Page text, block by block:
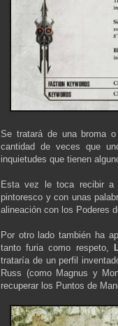
Se tratará de una broma
cantidad de veces que
inquietudes que tienen
Esta vez le toca recibir a
pintoresco y con unas
alineación con los Poderes
Por otro lado también ha
tanto furia como respeto,
trataría de un perfil
Russ (como Magnus y
recuperar los Puntos de